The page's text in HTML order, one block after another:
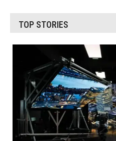
TOP STORIES